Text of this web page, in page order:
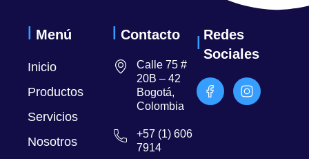
Menú
Inicio
Productos
Servicios
Nosotros
Contacto
Calle 75 #
20B – 42
Bogotá,
Colombia
+57 (1) 606
7914
Redes
Sociales